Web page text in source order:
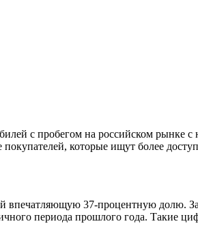
с пробегом на российском рынке
которые ищут более
впечатляющую 37-процентную долю.
периода прошлого года. Такие